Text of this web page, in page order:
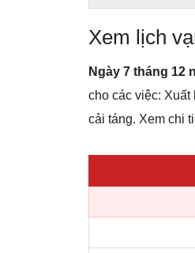
Xem lịch
Ngày 7 tháng 12
cho các việc:
cải táng. Xem chi